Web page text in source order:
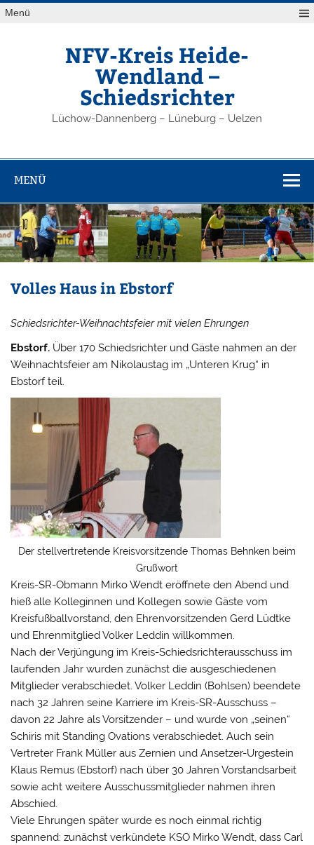
Zum
Inhalt
Menü
NFV-Kreis Heide-
Wendland –
Schiedsrichter
Lüchow-Dannenberg – Lüneburg – Uelzen
MENÜ
Volles Haus in Ebstorf
Schiedsrichter-Weihnachtsfeier mit vielen Ehrungen
Ebstorf. Über 170 Schiedsrichter und Gäste nahmen an der
Weihnachtsfeier am Nikolaustag im „Unteren Krug“ in
Ebstorf teil.
Der stellvertretende Kreisvorsitzende Thomas Behnken beim
Grußwort
Kreis-SR-Obmann Mirko Wendt eröffnete den Abend und
hieß alle Kolleginnen und Kollegen sowie Gäste vom
Kreisfußballvorstand, den Ehrenvorsitzenden Gerd Lüdtke
und Ehrenmitglied Volker Leddin willkommen.
Nach der Verjüngung im Kreis-Schiedsrichterausschuss im
laufenden Jahr wurden zunächst die ausgeschiedenen
Mitglieder verabschiedet. Volker Leddin (Bohlsen) beendete
nach 32 Jahren seine Karriere im Kreis-SR-Ausschuss –
davon 22 Jahre als Vorsitzender – und wurde von „seinen“
Schiris mit Standing Ovations verabschiedet. Auch sein
Vertreter Frank Müller aus Zernien und Ansetzer-Urgestein
Klaus Remus (Ebstorf) nach über 30 Jahren Vorstandsarbeit
sowie acht weitere Ausschussmitglieder nahmen ihren
Abschied.
Viele Ehrungen später wurde es noch einmal richtig
spannend: zunächst verkündete KSO Mirko Wendt, dass Carl